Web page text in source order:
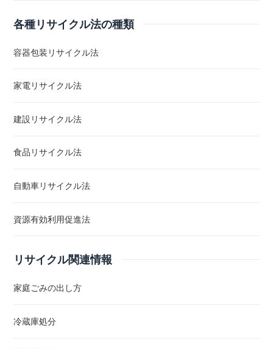
各種リサイクル法の種類
容器包装リサイクル法
家電リサイクル法
建設リサイクル法
食品リサイクル法
自動車リサイクル法
資源有効利用促進法
リサイクル関連情報
家庭ごみの出し方
冷蔵庫処分